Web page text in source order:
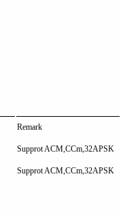
Remark
Supprot ACM,CCm,32APSK
Supprot ACM,CCm,32APSK